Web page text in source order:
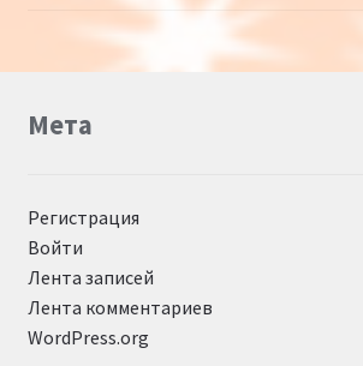
Мета
Регистрация
Войти
Лента записей
Лента комментариев
WordPress.org